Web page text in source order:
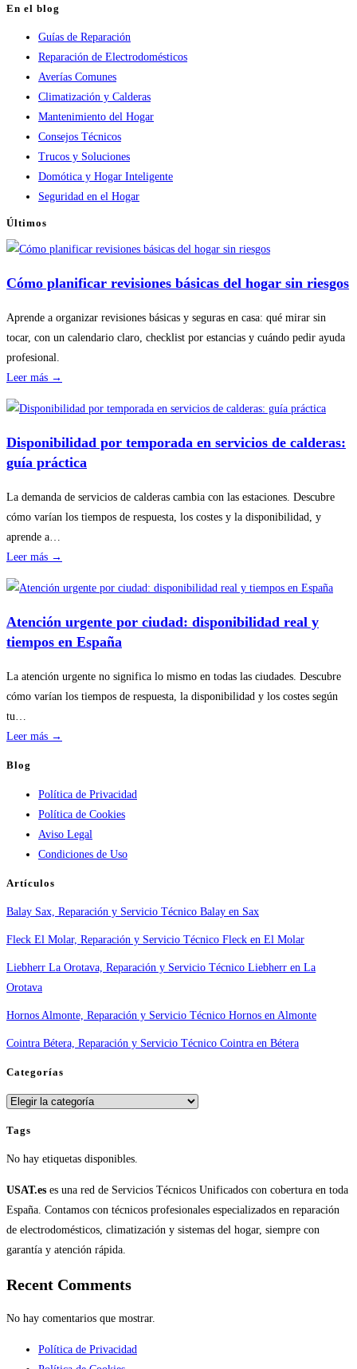
En el blog
Guías de Reparación
Reparación de Electrodomésticos
Averías Comunes
Climatización y Calderas
Mantenimiento del Hogar
Consejos Técnicos
Trucos y Soluciones
Domótica y Hogar Inteligente
Seguridad en el Hogar
Últimos
Cómo planificar revisiones básicas del hogar sin riesgos
Aprende a organizar revisiones básicas y seguras en casa: qué mirar sin
tocar, con un calendario claro, checklist por estancias y cuándo pedir ayuda
profesional.
Leer más →
planificar
revisiones
básicas
hogar
sin
Disponibilidad por temporada en servicios de calderas:
guía práctica
La demanda de servicios de calderas cambia con las estaciones. Descubre
cómo varían los tiempos de respuesta, los costes y la disponibilidad, y
aprende a…
Leer más →
por
temporada
de
calderas:
Atención urgente por ciudad: disponibilidad real y
tiempos en España
La atención urgente no significa lo mismo en todas las ciudades. Descubre
cómo varían los tiempos de respuesta, la disponibilidad y los costes según
tu…
Leer más →
por
ciudad:
disponibilidad
real
en
España
Blog
Política de Privacidad
Política de Cookies
Aviso Legal
Condiciones de Uso
Artículos
Balay Sax, Reparación y Servicio Técnico Balay en Sax
Fleck El Molar, Reparación y Servicio Técnico Fleck en El Molar
Liebherr La Orotava, Reparación y Servicio Técnico Liebherr en La
Orotava
Hornos Almonte, Reparación y Servicio Técnico Hornos en Almonte
Cointra Bétera, Reparación y Servicio Técnico Cointra en Bétera
Categorías
Categorías
Tags
No hay etiquetas disponibles.
USAT.es es una red de Servicios Técnicos Unificados con cobertura en toda
España. Contamos con técnicos profesionales especializados en reparación
de electrodomésticos, climatización y sistemas del hogar, siempre con
garantía y atención rápida.
Recent Comments
No hay comentarios que mostrar.
Política de Privacidad